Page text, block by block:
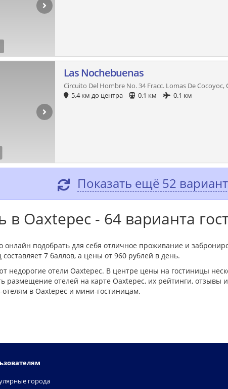
Las Nochebuenas
Circuito Del Hombre No. 34 Fracc. Lomas De Cocoyoc,
5.4 км до центра
0.1 км 0.1 км
Показать ещё 52
в Oaxtepec - 64 варианта
подобрать для себя отличное проживание и
7 баллов, а цены от 960 рублей в день.
недорогие отели Oaxtepec. В центре цены на гостиницы
размещение отелей на карте Oaxtepec, их рейтинги, отзывы
в Oaxtepec и мини-гостиницам.
города